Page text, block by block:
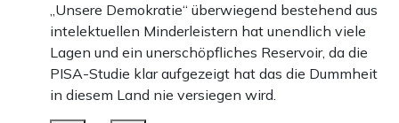
„Unsere Demokratie“ überwiegend bestehend aus
intelektuellen Minderleistern hat unendlich viele
Lagen und ein unerschöpfliches Reservoir, da die
PISA-Studie klar aufgezeigt hat das die Dummheit
in diesem Land nie versiegen wird.